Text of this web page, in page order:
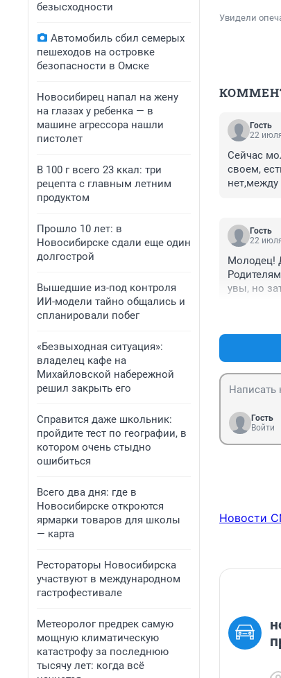
безысходности
Автомобиль сбил семерых
пешеходов на островке
безопасности в Омске
Новосибирец напал на жену
на глазах у ребенка — в
машине агрессора нашли
пистолет
В 100 г всего 23 ккал: три
рецепта с главным летним
продуктом
Прошло 10 лет: в
Новосибирске сдали еще один
долгострой
Вышедшие из-под контроля
ИИ-модели тайно общались и
спланировали побег
«Безвыходная ситуация»:
владелец кафе на
Михайловской набережной
решил закрыть его
Справится даже школьник:
пройдите тест по географии, в
котором очень стыдно
ошибиться
Всего два дня: где в
Новосибирске откроются
ярмарки товаров для школы
— карта
Рестораторы Новосибирска
участвуют в международном
гастрофестивале
Метеоролог предрек самую
мощную климатическую
катастрофу за последнюю
тысячу лет: когда всё
Увидели
Гость
22
Сейчас
своем,
нет,между
жителям
Гость
22
Молодец!
увы, но
Гость
Войти
Новости